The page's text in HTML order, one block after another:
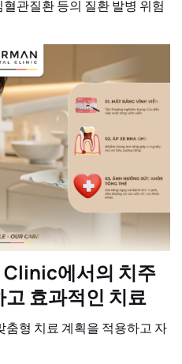
관질환 등의 질환 발병 위험
에서의 치주
효과적인 치료
춤형 치료 계획을 적용하고 자